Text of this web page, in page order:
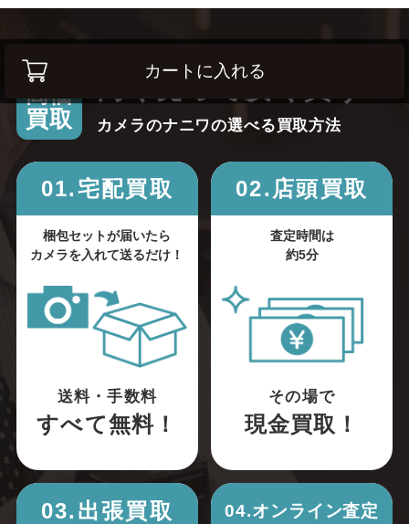
カートに入れる
高価
買取
高く売って安く買う！
カメラのナニワの選べる買取方法
01.宅配買取
梱包セットが届いたら
カメラを入れて送るだけ！
送料・手数料
すべて無料！
02.店頭買取
査定時間は
約5分
その場で
現金買取！
03.出張買取 04.オンライン査定